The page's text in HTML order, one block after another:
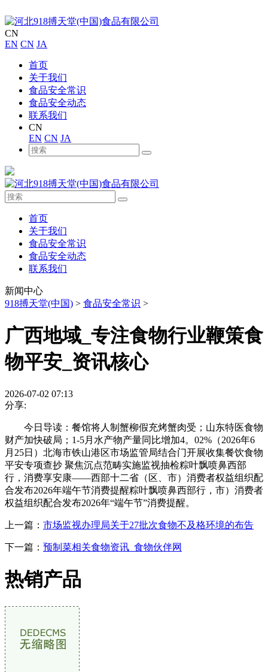
CN
EN CN JA
首页
关于我们
食品安全常识
食品安全动态
联系我们
CN
EN CN JA
首页
关于我们
食品安全常识
食品安全动态
联系我们
新闻中心
918搏天堂(中国) > 食品安全常识 >
广西地域_专注食物行业鞭策食
物平安_资讯核心
2026-07-02 07:13
分享:
今日导读：餐馆将人制蟹柳假充烤蟹肉受；山东特医食物
财产加快破局；1-5月水产物产量同比增加4。02%（2026年6
月25日）北海市铁山港区市场监管局结合门开展收集餐饮食物
平安专项查抄 聚焦沉点范畴实施监视抽检粽叶飘喷鼻西部
行，消费享安康——西部十二省（区、市）消费者权益组织配
合发布2026年端午节消费提醒粽叶飘喷鼻西部行，市）消费者
权益组织配合发布2026年“端午节”消费提醒。
上一篇： 市场监视办理局关于27批次食物不及格环境的布告
下一篇： 预制菜相关食物资讯_食物伙伴网
热销产品